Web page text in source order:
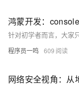
鸿蒙开发：
程序员一鸣 609
网络安全视角：从